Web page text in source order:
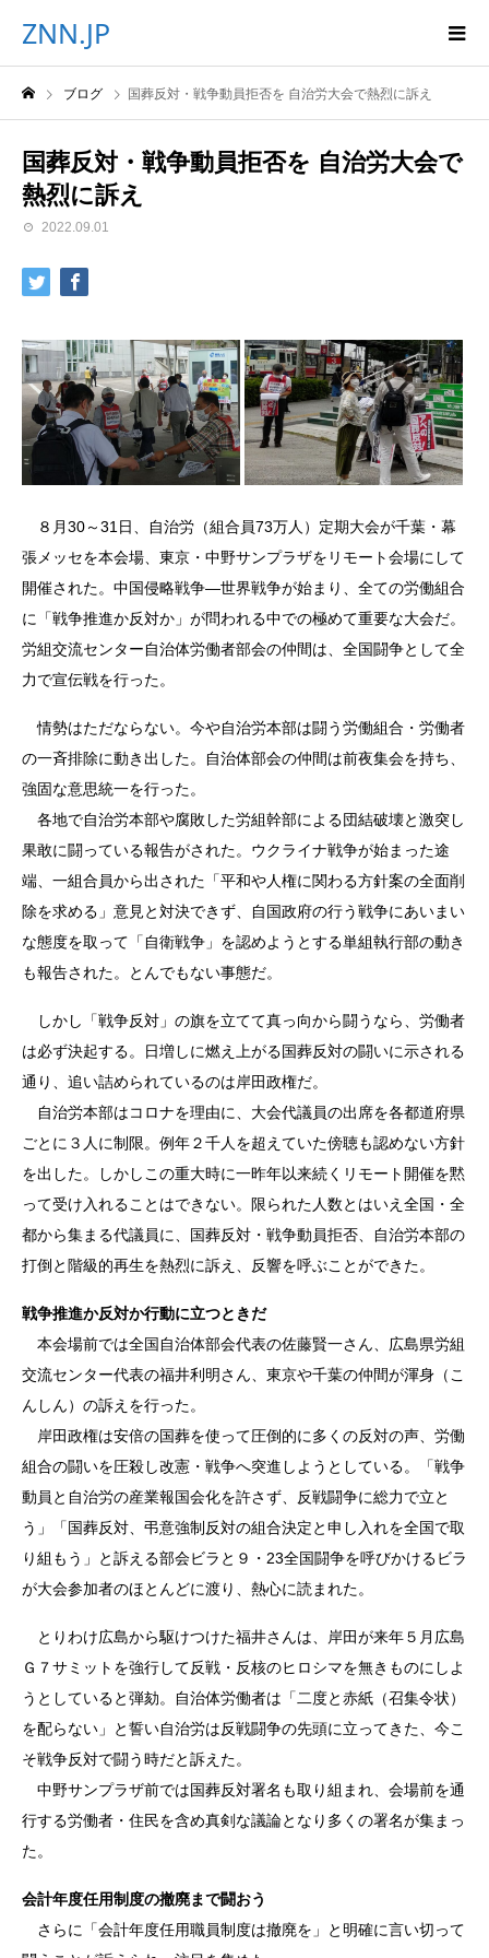
ZNN.JP
ブログ 国葬反対・戦争動員拒否を 自治労大会で熱烈に訴え
国葬反対・戦争動員拒否を 自治労大会で
熱烈に訴え
2022.09.01
８月30～31日、自治労（組合員73万人）定期大会が千葉・幕
張メッセを本会場、東京・中野サンプラザをリモート会場にして
開催された。中国侵略戦争―世界戦争が始まり、全ての労働組合
に「戦争推進か反対か」が問われる中での極めて重要な大会だ。
労組交流センター自治体労働者部会の仲間は、全国闘争として全
力で宣伝戦を行った。
情勢はただならない。今や自治労本部は闘う労働組合・労働者
の一斉排除に動き出した。自治体部会の仲間は前夜集会を持ち、
強固な意思統一を行った。
各地で自治労本部や腐敗した労組幹部による団結破壊と激突し
果敢に闘っている報告がされた。ウクライナ戦争が始まった途
端、一組合員から出された「平和や人権に関わる方針案の全面削
除を求める」意見と対決できず、自国政府の行う戦争にあいまい
な態度を取って「自衛戦争」を認めようとする単組執行部の動き
も報告された。とんでもない事態だ。
しかし「戦争反対」の旗を立てて真っ向から闘うなら、労働者
は必ず決起する。日増しに燃え上がる国葬反対の闘いに示される
通り、追い詰められているのは岸田政権だ。
自治労本部はコロナを理由に、大会代議員の出席を各都道府県
ごとに３人に制限。例年２千人を超えていた傍聴も認めない方針
を出した。しかしこの重大時に一昨年以来続くリモート開催を黙
って受け入れることはできない。限られた人数とはいえ全国・全
都から集まる代議員に、国葬反対・戦争動員拒否、自治労本部の
打倒と階級的再生を熱烈に訴え、反響を呼ぶことができた。
戦争推進か反対か行動に立つときだ
本会場前では全国自治体部会代表の佐藤賢一さん、広島県労組
交流センター代表の福井利明さん、東京や千葉の仲間が渾身（こ
んしん）の訴えを行った。
岸田政権は安倍の国葬を使って圧倒的に多くの反対の声、労働
組合の闘いを圧殺し改憲・戦争へ突進しようとしている。「戦争
動員と自治労の産業報国会化を許さず、反戦闘争に総力で立と
う」「国葬反対、弔意強制反対の組合決定と申し入れを全国で取
り組もう」と訴える部会ビラと９・23全国闘争を呼びかけるビラ
が大会参加者のほとんどに渡り、熱心に読まれた。
とりわけ広島から駆けつけた福井さんは、岸田が来年５月広島
Ｇ７サミットを強行して反戦・反核のヒロシマを無きものにしよ
うとしていると弾劾。自治体労働者は「二度と赤紙（召集令状）
を配らない」と誓い自治労は反戦闘争の先頭に立ってきた、今こ
そ戦争反対で闘う時だと訴えた。
中野サンプラザ前では国葬反対署名も取り組まれ、会場前を通
行する労働者・住民を含め真剣な議論となり多くの署名が集まっ
た。
会計年度任用制度の撤廃まで闘おう
さらに「会計年度任用職員制度は撤廃を」と明確に言い切って